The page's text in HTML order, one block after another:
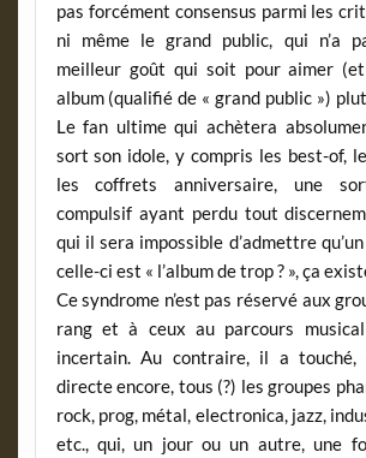
pas forcément consensus parmi les
ni même le grand public, qui n’a
meilleur goût qui soit pour aimer
album (qualifié de « grand public »)
Le fan ultime qui achètera
sort son idole, y compris les best-of,
les coffrets anniversaire, une
compulsif ayant perdu tout
qui il sera impossible d’admettre
celle-ci est « l’album de trop ? », ça
Ce syndrome n’est pas réservé aux
rang et à ceux au parcours
incertain. Au contraire, il a touché,
directe encore, tous (?) les groupes
rock, prog, métal, electronica, jazz,
etc., qui, un jour ou un autre, une